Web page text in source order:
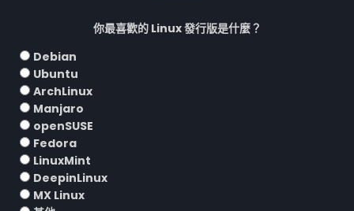
你最喜歡的 Linux 發行版是什麼？
Debian
Ubuntu
ArchLinux
Manjaro
openSUSE
Fedora
LinuxMint
DeepinLinux
MX Linux